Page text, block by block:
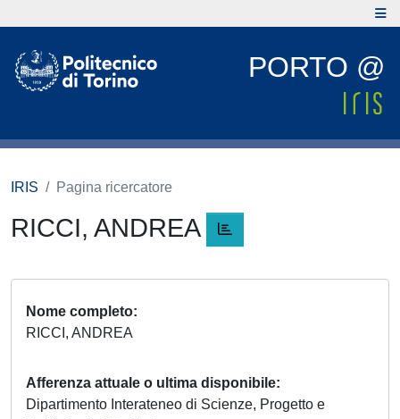
PORTO @
IRIS Pagina ricercatore
RICCI, ANDREA
Nome completo
RICCI, ANDREA
Afferenza attuale o ultima disponibile
Dipartimento Interateneo di Scienze, Progetto e